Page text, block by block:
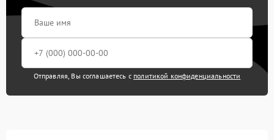
Отправляя, Вы соглашаетесь с политикой конфиденциальности